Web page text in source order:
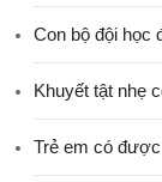
Con bộ đội học
Khuyết tật nhẹ
Trẻ em có